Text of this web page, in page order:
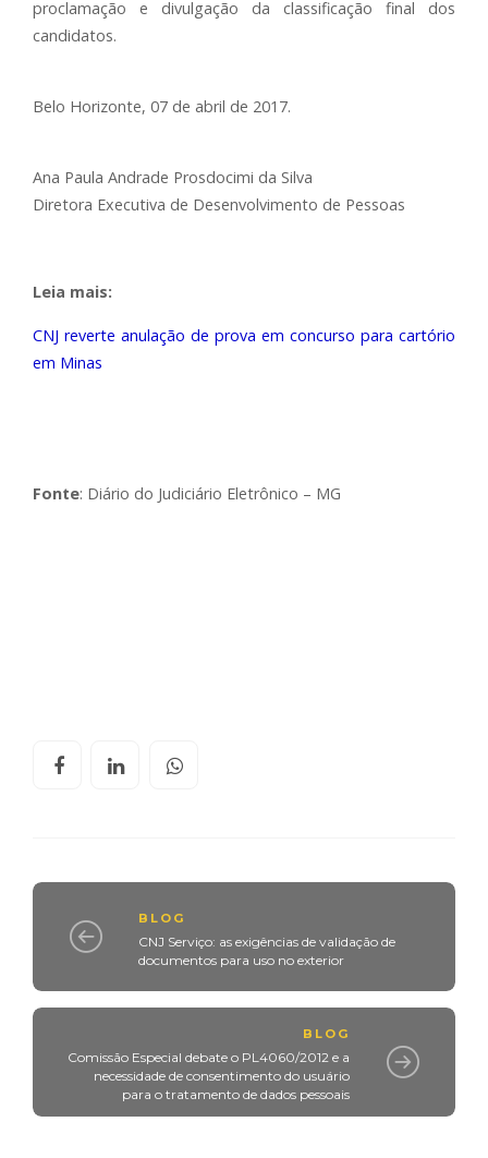
proclamação e divulgação da classificação final dos
candidatos.
Belo Horizonte, 07 de abril de 2017.
Ana Paula Andrade Prosdocimi da Silva
Diretora Executiva de Desenvolvimento de Pessoas
Leia mais:
CNJ reverte anulação de prova em concurso para cartório
em Minas
Fonte: Diário do Judiciário Eletrônico – MG
BLOG
CNJ Serviço: as exigências de validação de
documentos para uso no exterior
BLOG
Comissão Especial debate o PL4060/2012 e a
necessidade de consentimento do usuário
para o tratamento de dados pessoais